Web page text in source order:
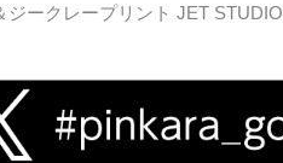
ジークレープリント JET STUDIO